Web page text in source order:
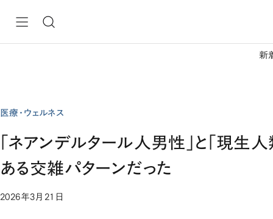
新
医療・ウェルネス
「ネアンデルタール人男性」と「現生
ある交雑パターンだった
2026年3月21日